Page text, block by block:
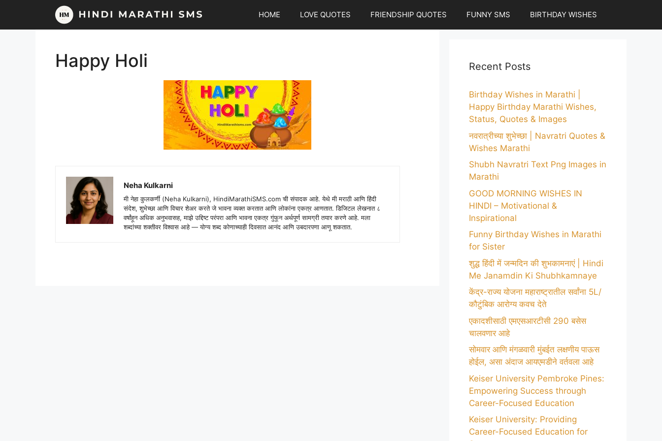
content
HOME LOVE QUOTES FRIENDSHIP QUOTES FUNNY SMS BIRTHDAY WISHES
Happy Holi
Neha Kulkarni
मी नेहा कुलकर्णी (Neha Kulkarni), HindiMarathiSMS.com ची संपादक आहे. येथे मी मराठी आणि हिंदी
संदेश, शुभेच्छा आणि विचार शेअर करते जे भावना व्यक्त करतात आणि लोकांना एकत्र आणतात. डिजिटल लेखनात ८
वर्षांहून अधिक अनुभवासह, माझे उद्दिष्ट परंपरा आणि भावना एकत्र गुंफून अर्थपूर्ण सामग्री तयार करणे आहे. मला
शब्दांच्या शक्तीवर विश्वास आहे — योग्य शब्द कोणाच्याही दिवसात आनंद आणि उबदारपणा आणू शकतात.
Recent Posts
Birthday Wishes in Marathi |
Happy Birthday Marathi Wishes,
Status, Quotes & Images
नवरात्रीच्या शुभेच्छा | Navratri Quotes &
Wishes Marathi
Shubh Navratri Text Png Images in
Marathi
GOOD MORNING WISHES IN
HINDI – Motivational &
Inspirational
Funny Birthday Wishes in Marathi
for Sister
शुद्ध हिंदी में जन्मदिन की शुभकामनाएं | Hindi
Me Janamdin Ki Shubhkamnaye
केंद्र-राज्य योजना महाराष्ट्रातील सर्वांना 5L/
कौटुंबिक आरोग्य कवच देते
एकादशीसाठी एमएसआरटीसी 290 बसेस
चालवणार आहे
सोमवार आणि मंगळवारी मुंबईत लक्षणीय पाऊस
होईल, असा अंदाज आयएमडीने वर्तवला आहे
Keiser University Pembroke Pines:
Empowering Success through
Career-Focused Education
Keiser University: Providing
Career-Focused Education for